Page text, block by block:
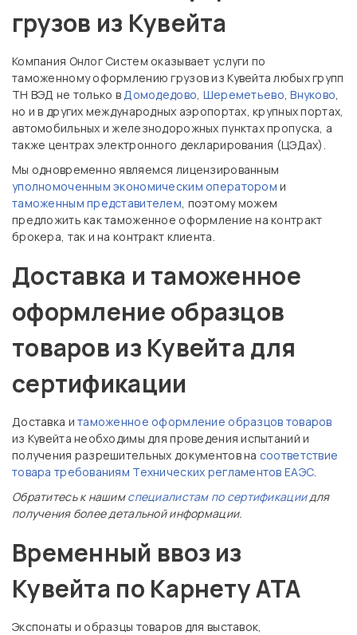
грузов из Кувейта
Компания Онлог Систем оказывает услуги по
таможенному оформлению грузов из Кувейта любых групп
ТН ВЭД не только вДомодедово, Шереметьево,Внуково,
но и в других международных аэропортах, крупных портах,
автомобильных и железнодорожных пунктах пропуска, а
также центрах электронного декларирования (ЦЭДах).
Мы одновременно являемся лицензированным
уполномоченным экономическим оператором и
таможенным представителем, поэтому можем
предложить как таможенное оформление на контракт
брокера, так и на контракт клиента.
Доставка и таможенное
оформление образцов
товаров из Кувейта для
сертификации
Доставка итаможенное оформление образцов товаров
из Кувейта необходимы для проведения испытаний и
получения разрешительных документов на соответствие
товара требованиям Технических регламентов ЕАЭС.
Обратитесь к нашимспециалистам по сертификациидля
получения более детальной информации.
Временный ввоз из
Кувейта по Карнету АТА
Экспонаты и образцы товаров для выставок,